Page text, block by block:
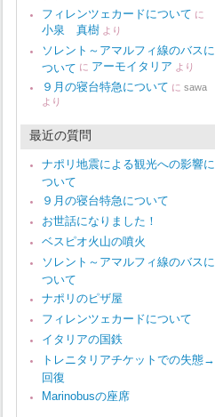
フィレンツェカードについて に
小泉 真樹 より
ソレント～アマルフィ線のバスに
ついて に アーモイタリア より
９月の寝台特急について に sawa
より
最近の質問
ナポリ地震による観光への影響に
ついて
９月の寝台特急について
お世話になりました！
ベスピオ火山の噴火
ソレント～アマルフィ線のバスに
ついて
ナポリのピザ屋
フィレンツェカードについて
イタリアの国鉄
トレニタリアチケットでの失態→
回復
Marinobusの座席